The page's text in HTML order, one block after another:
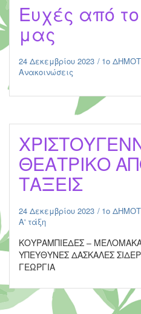
Ευχές από
μας
24 Δεκεμβρίου 2023
1ο
Ανακοινώσεις
ΘΕΑΤΡΙΚΟ
ΤΑΞΕΙΣ
24 Δεκεμβρίου 2023
1ο
Α' τάξη
ΚΟΥΡΑΜΠΙΕΔΕΣ –
ΥΠΕΥΘΥΝΕΣ ΔΑΣΚΑΛΕΣ
ΓΕΩΡΓΙΑ